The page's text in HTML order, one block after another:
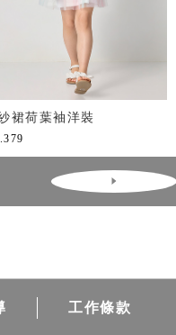
裙荷葉袖洋裝
379
工作條款